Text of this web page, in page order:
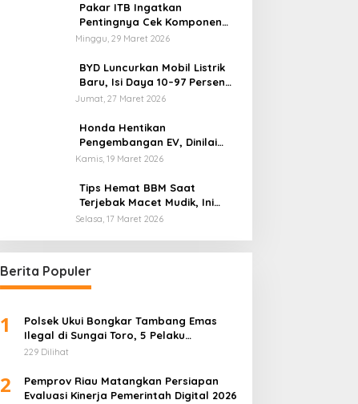
Pakar ITB Ingatkan
Pentingnya Cek Komponen
Kendaraan Usai Mudik
Minggu, 29 Maret 2026
BYD Luncurkan Mobil Listrik
Baru, Isi Daya 10–97 Persen
Hanya 9 Menit
Jumat, 27 Maret 2026
Honda Hentikan
Pengembangan EV, Dinilai
Kian Tertinggal di Industri
Kamis, 19 Maret 2026
Tips Hemat BBM Saat
Terjebak Macet Mudik, Ini
Saran Pakar ITB
Selasa, 17 Maret 2026
Berita Populer
1
Polsek Ukui Bongkar Tambang Emas
Ilegal di Sungai Toro, 5 Pelaku
Diamankan
229 Dilihat
2
Pemprov Riau Matangkan Persiapan
Evaluasi Kinerja Pemerintah Digital 2026